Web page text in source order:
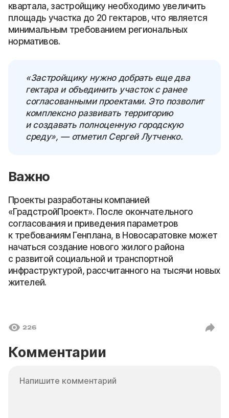
квартала, застройщику необходимо увеличить
площадь участка до 20 гектаров, что является
минимальным требованием региональных
нормативов.
«Застройщику нужно добрать еще два
гектара и объединить участок с ранее
согласованными проектами. Это позволит
комплексно развивать территорию
и создавать полноценную городскую
среду», — отметил Сергей Лутченко.
Важно
Проекты разработаны компанией
«ГрадстройПроект». После окончательного
согласования и приведения параметров
к требованиям Генплана, в Новосаратовке может
начаться создание нового жилого района
с развитой социальной и транспортной
инфраструктурой, рассчитанного на тысячи новых
жителей.
226
Комментарии